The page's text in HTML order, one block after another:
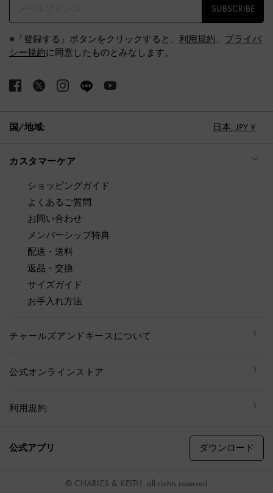
SUBSCRIBE
※「登録する」ボタンをクリックすると、 利用規約、 プライバ
シー規約に同意したものとみなします。
国/地域: 日本, JPY ¥
カスタマーケア
ショッピングガイド
よくあるご質問
お問い合わせ
メンバーシップ特典
配送・送料
返品・交換
サイズガイド
お手入れ方法
チャールズアンドキースについて
公式オンラインストア
利用規約
公式アプリ ダウンロード
© CHARLES & KEITH, all rights reserved